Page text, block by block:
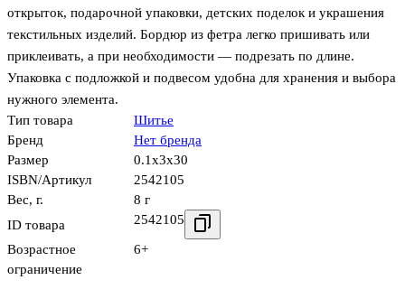
открыток, подарочной упаковки, детских поделок и украшения
текстильных изделий. Бордюр из фетра легко пришивать или
приклеивать, а при необходимости — подрезать по длине.
Упаковка с подложкой и подвесом удобна для хранения и выбора
нужного элемента.
Тип товара
Шитье
Бренд
Нет бренда
Размер
0.1x3x30
ISBN/Артикул
2542105
Вес, г.
8 г
ID товара
2542105
Возрастное
ограничение
6+